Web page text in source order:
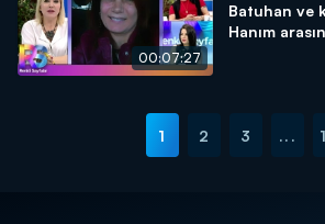
00:07:27
Batuhan ve
Hanım
1 2 3 ...